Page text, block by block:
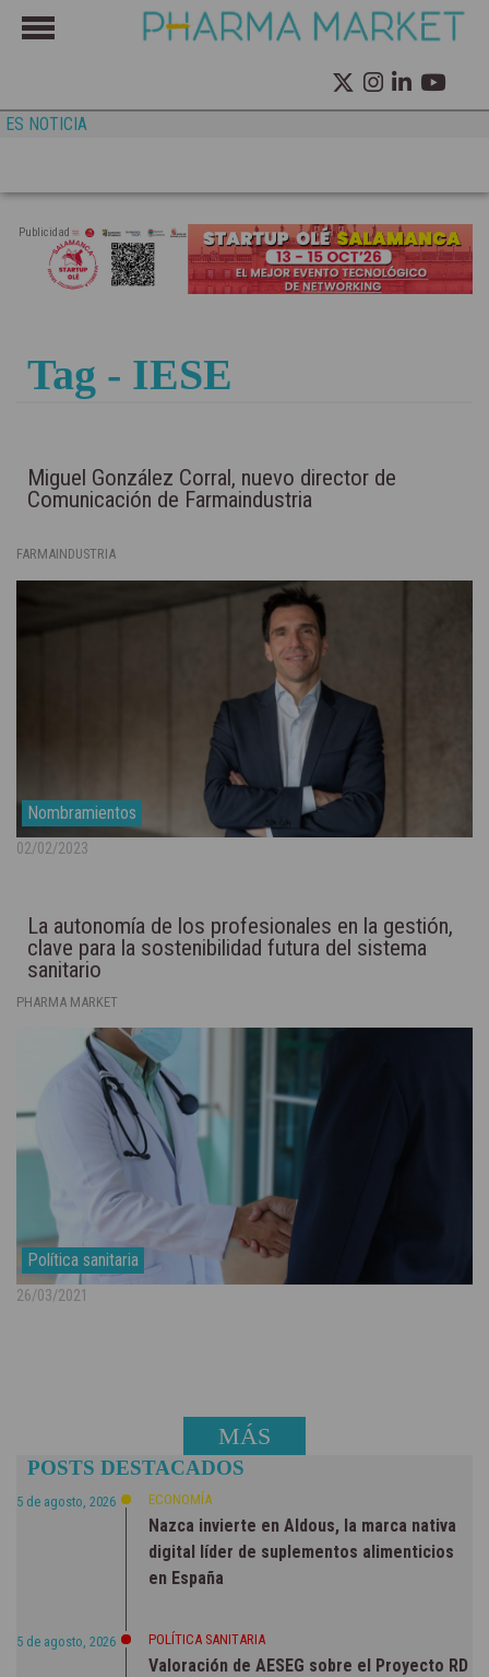
ES NOTICIA
Publicidad
Tag - IESE
Miguel González Corral, nuevo director de
Comunicación de Farmaindustria
FARMAINDUSTRIA
Nombramientos
02/02/2023
La autonomía de los profesionales en la gestión,
clave para la sostenibilidad futura del sistema
sanitario
PHARMA MARKET
Política sanitaria
26/03/2021
MÁS
NOTICIAS
POSTS DESTACADOS
5 de agosto, 2026 ECONOMÍA
Nazca invierte en Aldous, la marca nativa
digital líder de suplementos alimenticios
en España
5 de agosto, 2026 POLÍTICA SANITARIA
Valoración de AESEG sobre el Proyecto RD